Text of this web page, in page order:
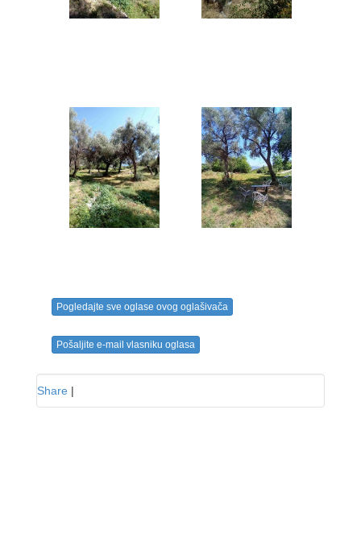
Pogledajte sve oglase ovog oglašivača
Pošaljite e-mail vlasniku oglasa
Share |